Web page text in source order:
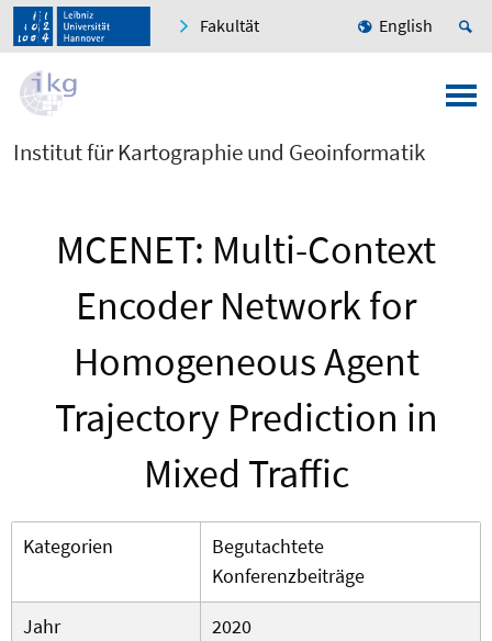
Fakultät English
Institut für Kartographie und Geoinformatik
MCENET: Multi-Context
Encoder Network for
Homogeneous Agent
Trajectory Prediction in
Mixed Traffic
Kategorien
Begutachtete
Konferenzbeiträge
Jahr
2020